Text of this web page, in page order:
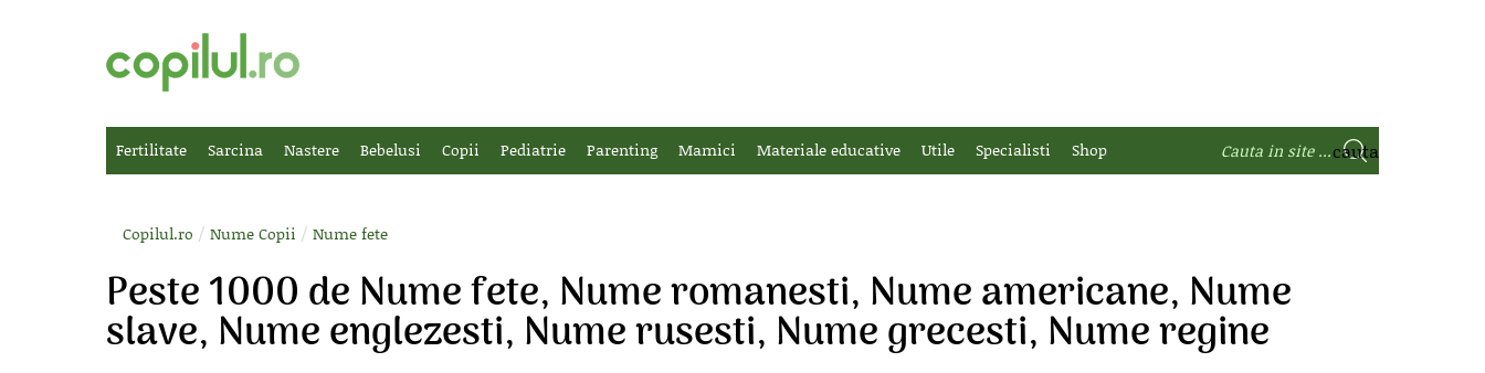
Fertilitate Sarcina Nastere Bebelusi Copii Pediatrie Parenting Mamici Materiale educative Utile Specialisti Shop
Copilul.ro / Nume Copii / Nume fete
Peste 1000 de Nume fete, Nume romanesti, Nume americane, Nume
slave, Nume englezesti, Nume rusesti, Nume grecesti, Nume regine